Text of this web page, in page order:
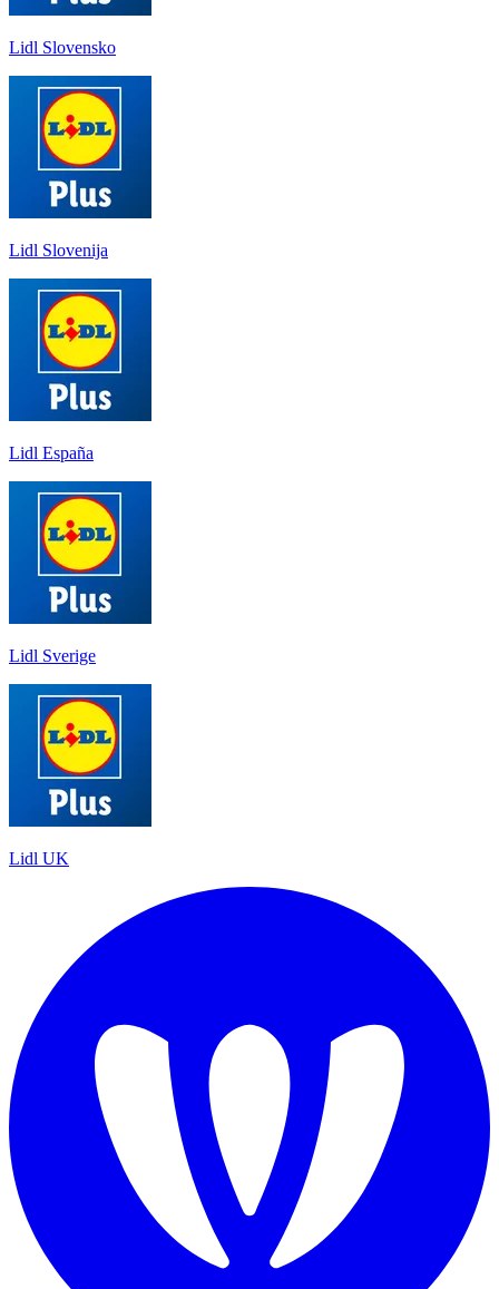
Lidl Slovensko
Lidl Slovenija
Lidl España
Lidl Sverige
Lidl UK